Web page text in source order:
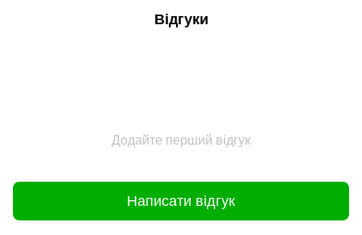
Відгуки
Додайте перший відгук
Написати відгук